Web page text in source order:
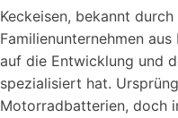
Keckeisen, bekannt
Familienunternehmen
auf die Entwicklung und
spezialisiert hat.
Motorradbatterien, doch